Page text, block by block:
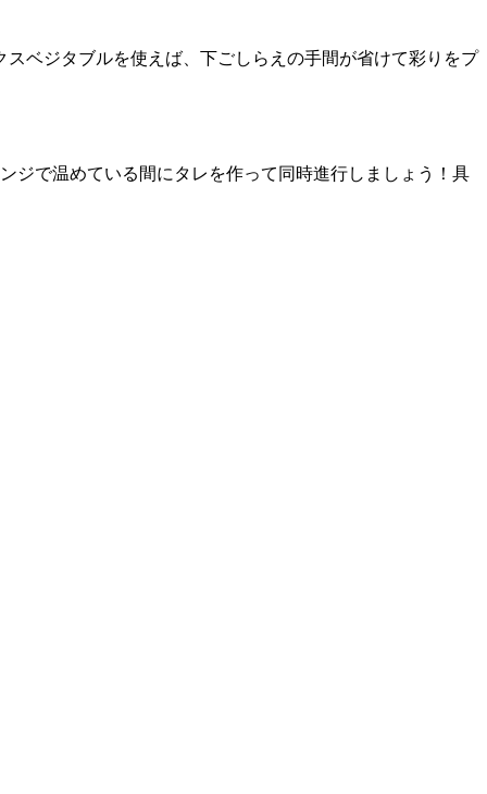
ベジタブルを使えば、下ごしらえの手間が省けて彩りをプ
ジで温めている間にタレを作って同時進行しましょう！具